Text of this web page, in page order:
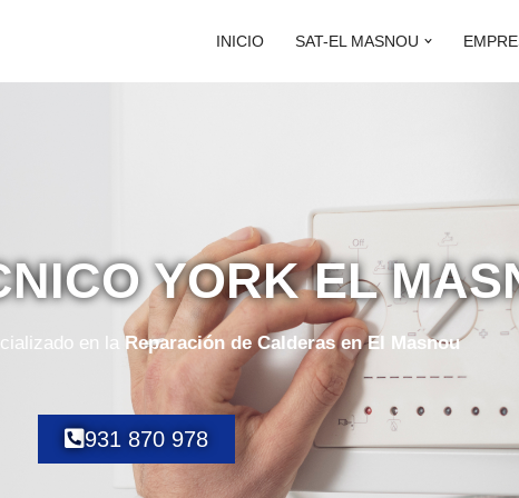
INICIO SAT-EL MASNOU
YORK EL
en la Reparación de Calderas en El Masnou
931 870 978